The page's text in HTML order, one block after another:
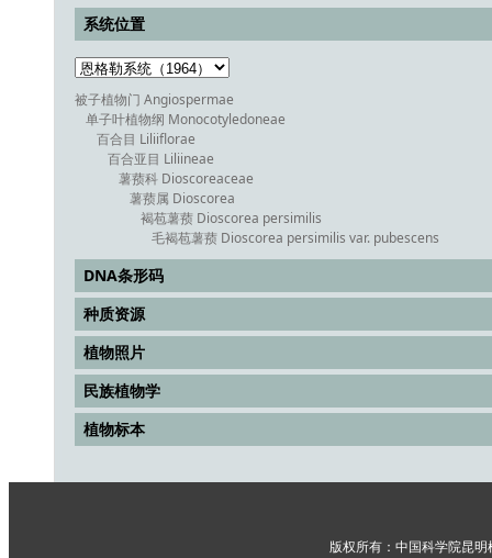
系统位置
被子植物门 Angiospermae
单子叶植物纲 Monocotyledoneae
百合目 Liliiflorae
百合亚目 Liliineae
薯蓣科 Dioscoreaceae
薯蓣属 Dioscorea
褐苞薯蓣 Dioscorea persimilis
毛褐苞薯蓣 Dioscorea persimilis var. pubescens
DNA条形码
种质资源
植物照片
民族植物学
植物标本
版权所有：中国科学院昆